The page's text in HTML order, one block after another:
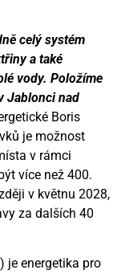
celý systém
a také
vody. Položíme
Jablonci nad
Boris
je možnost
v rámci
více než 400.
v květnu 2028,
za dalších 40
je energetika pro